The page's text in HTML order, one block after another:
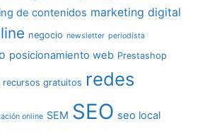
de contenidos marketing digital
negocio newsletter periodista
posicionamiento web Prestashop
recursos gratuitos redes
online SEM SEO seo local